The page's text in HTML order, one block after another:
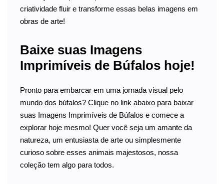
criatividade fluir e transforme essas belas imagens em
obras de arte!
Baixe suas Imagens
Imprimíveis de Búfalos hoje!
Pronto para embarcar em uma jornada visual pelo
mundo dos búfalos? Clique no link abaixo para baixar
suas Imagens Imprimíveis de Búfalos e comece a
explorar hoje mesmo! Quer você seja um amante da
natureza, um entusiasta de arte ou simplesmente
curioso sobre esses animais majestosos, nossa
coleção tem algo para todos.